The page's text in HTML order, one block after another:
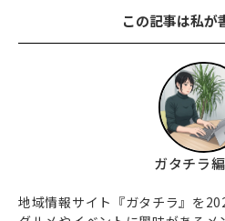
この記事は私が
ガタチラ
地域情報サイト『ガタチラ』を